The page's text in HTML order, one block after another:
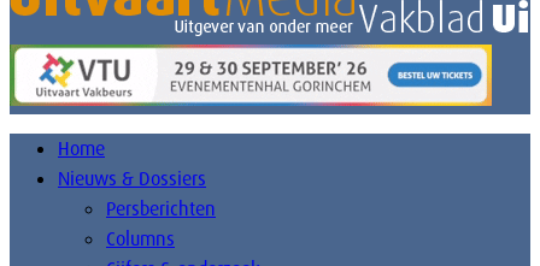
Home
Nieuws & Dossiers
Persberichten
Columns